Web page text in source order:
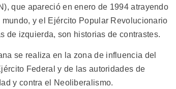
que apareció en enero de 1994 atrayendo
y el Ejército Popular Revolucionario
de izquierda, son historias de contrastes.
se realiza en la zona de influencia del
Federal y de las autoridades de
y contra el Neoliberalismo.